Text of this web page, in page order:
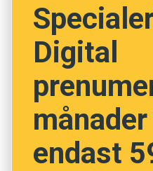
Digital
endast